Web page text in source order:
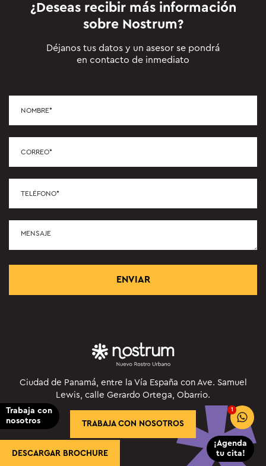
¿Deseas recibir más información
sobre Nostrum?
Déjanos tus datos y un asesor se pondrá
en contacto de inmediato
Ciudad de Panamá, entre la Vía España con Ave. Samuel
Lewis, calle Gerardo Ortega, Obarrio.
TRABAJA CON NOSOTROS
DESCARGAR BROCHURE
¡Agenda
tu cita!
Trabaja con
nosotros
1